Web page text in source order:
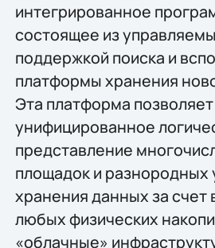
интегрированное
состоящее из
поддержкой поиска и
платформы хранения
Эта платформа
унифицированное
представление
площадок и разнородных
хранения данных за счет
любых физических
«облачные»